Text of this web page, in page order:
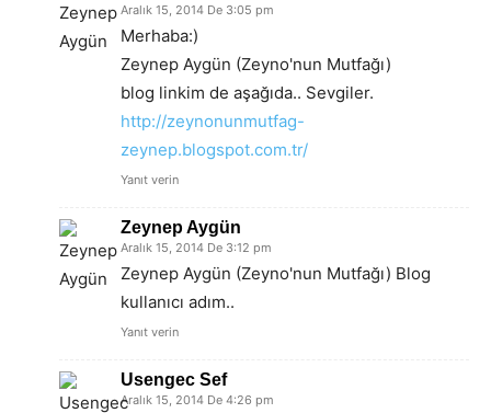
Aralık 15, 2014 De 3:05 pm
Merhaba:)
Zeynep Aygün (Zeyno'nun Mutfağı)
blog linkim de aşağıda.. Sevgiler.
http://zeynonunmutfag-
zeynep.blogspot.com.tr/
Yanıt verin
Zeynep Aygün
Aralık 15, 2014 De 3:12 pm
Zeynep Aygün (Zeyno'nun Mutfağı) Blog
kullanıcı adım..
Yanıt verin
Usengec Sef
Aralık 15, 2014 De 4:26 pm